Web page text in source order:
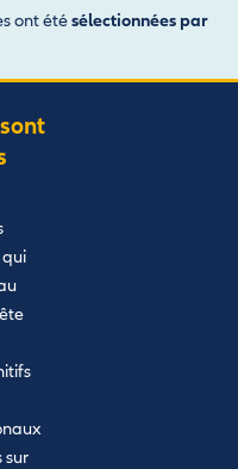
ont étésélectionnées par
sur